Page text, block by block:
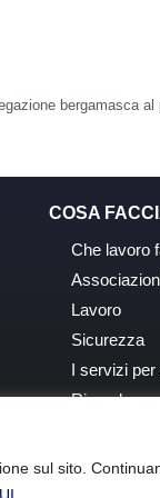
sul sito.
COSA
Che lavoro
Lavoro
Sicurezza
I servizi per
Ricerche,